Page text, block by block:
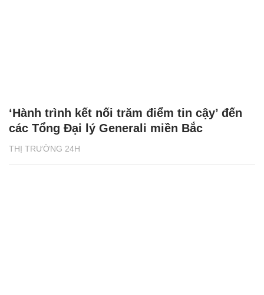
THỊ TRƯỜNG 24H
‘Hành trình kết nối trăm điểm tin cậy’ đến
các Tổng Đại lý Generali miền Bắc